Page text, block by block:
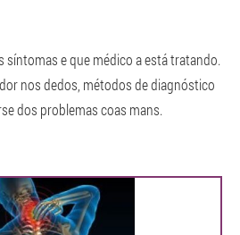
síntomas e que médico a está tratando.
nos dedos, métodos de diagnóstico
dos problemas coas mans.